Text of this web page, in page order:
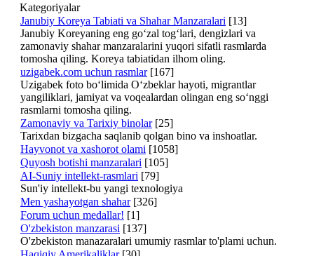
Kategoriyalar
Janubiy Koreya Tabiati va Shahar Manzaralari [13]
Janubiy Koreyaning eng go‘zal tog‘lari, dengizlari va
zamonaviy shahar manzaralarini yuqori sifatli rasmlarda
tomosha qiling. Koreya tabiatidan ilhom oling.
uzigabek.com uchun rasmlar [167]
Uzigabek foto bo‘limida O‘zbeklar hayoti, migrantlar
yangiliklari, jamiyat va voqealardan olingan eng so‘nggi
rasmlarni tomosha qiling.
Zamonaviy va Tarixiy binolar [25]
Tarixdan bizgacha saqlanib qolgan bino va inshoatlar.
Hayvonot va xashorot olami [1058]
Quyosh botishi manzaralari [105]
AI-Suniy intellekt-rasmlari [79]
Sun'iy intellekt-bu yangi texnologiya
Men yashayotgan shahar [326]
Forum uchun medallar! [1]
O'zbekiston manzarasi [137]
O'zbekiston manazaralari umumiy rasmlar to'plami uchun.